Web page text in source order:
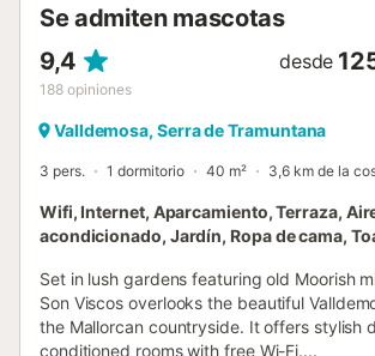
Se admiten mascotas
9,4
188 opiniones
desde
Valldemosa, Serra de Tramuntana
3 pers. 1 dormitorio 40 m² 3,6 km de la
Wifi, Internet, Aparcamiento, Terraza,
acondicionado, Jardín, Ropa de cama,
Set in lush gardens featuring old Moorish
Son Viscos overlooks the beautiful
the Mallorcan countryside. It offers stylish
conditioned rooms with free Wi-Fi....